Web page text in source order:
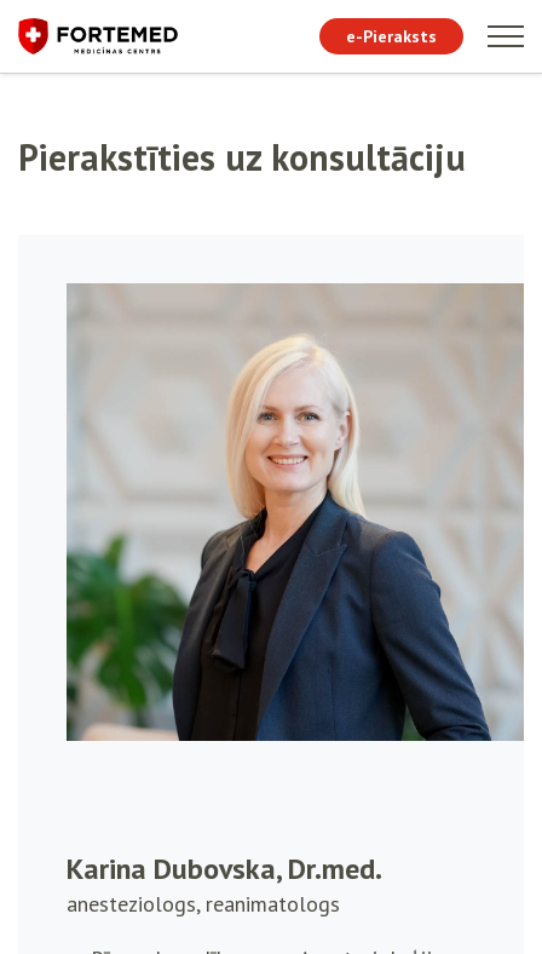
e-Pieraksts
Pierakstīties uz konsultāciju
Karina Dubovska, Dr.med.
anesteziologs, reanimatologs